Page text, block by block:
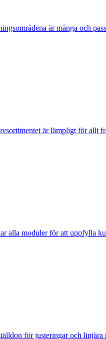
är många och
är lämpligt för allt
alla moduler för att uppfylla
för justeringar och linjära